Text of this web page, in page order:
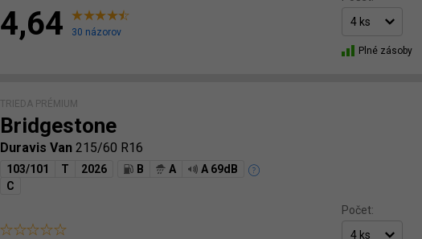
4,64
30 názorov
Plné zásoby
TRIEDA PRÉMIUM
Bridgestone
Duravis Van 215/60 R16
103/101 T 2026 B A
A 69dB
C
Počet: